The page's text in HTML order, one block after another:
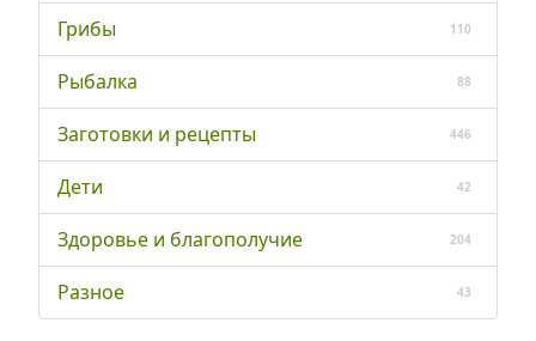
Грибы 110
Рыбалка 88
Заготовки и рецепты 446
Дети 42
Здоровье и благополучие 204
Разное 43